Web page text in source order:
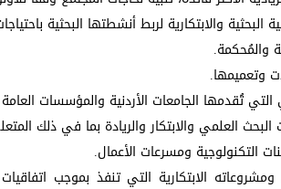
البحثية والابتكارية لربط أنشطتها البحثية
والمُحكمة.
وتعميمها.
تُقدمها الجامعات الأردنية والمؤسسات
العلمي والابتكار والريادة بما في ذلك
التكنولوجية ومسرعات الأعمال.
الابتكارية التي تنفذ بموجب